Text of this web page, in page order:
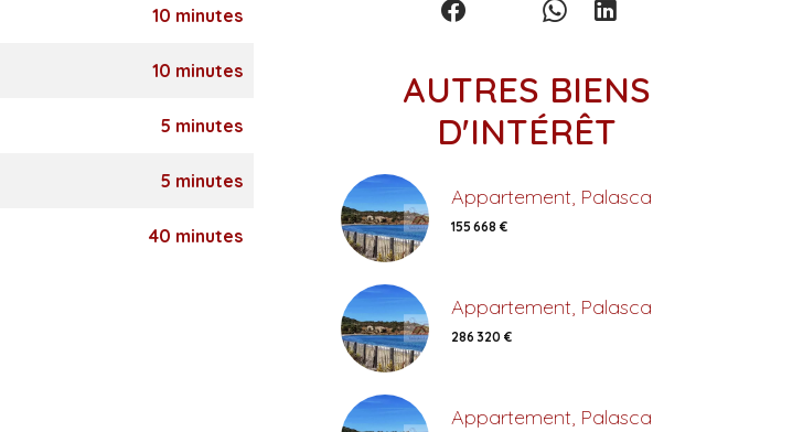
10 minutes
10 minutes
5 minutes
5 minutes
40 minutes
AUTRES BIENS
D'INTÉRÊT
Appartement, Palasca
155 668 €
Appartement, Palasca
286 320 €
Appartement, Palasca